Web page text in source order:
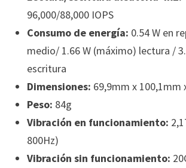
96,000/88,000 IOPS
Consumo de energía: 0.54 W en
medio/ 1.66 W (máximo) lectura /
escritura
Dimensiones: 69,9mm x 100,1mm
Peso: 84g
Vibración en funcionamiento:
800Hz)
Vibración sin funcionamiento: